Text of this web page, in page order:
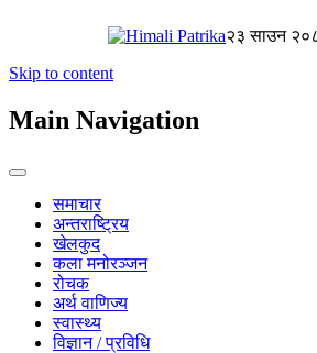
२३ साउन
Skip to content
Main Navigation
समाचार
अन्तराष्ट्रिय
खेलकुद
कला मनोरञ्जन
रोचक
अर्थ वाणिज्य
स्वास्थ्य
विज्ञान / प्रविधि